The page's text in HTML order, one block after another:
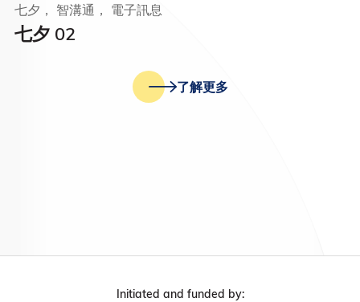
七夕 02
七夕， 智溝通， 電子訊息
了解更多
Initiated and funded by: